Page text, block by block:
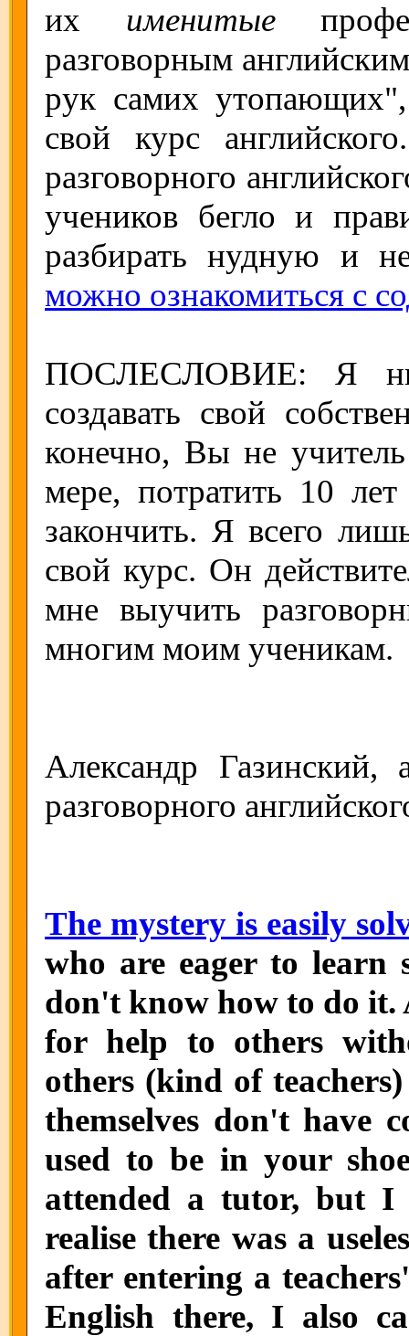
их именитые
разговорным
рук самих
свой курс
разговорного
учеников бегло и
разбирать нудную и
можно ознакомиться с
ПОСЛЕСЛОВИЕ: Я
создавать свой
конечно, Вы не
мере, потратить 10
закончить. Я всего
свой курс. Он
мне выучить
многим моим ученикам.
Александр Газинский,
разговорного
The mystery is easily
who are eager to learn
don't know how to do it.
for help to others
others (kind of
themselves don't have
used to be in your
attended a tutor, but I
realise there was a
after entering a
English there, I also